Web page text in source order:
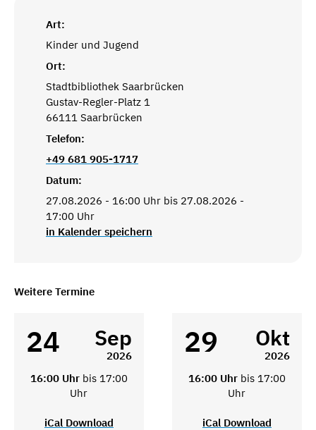
Art:
Kinder und Jugend
Ort:
Stadtbibliothek Saarbrücken
Gustav-Regler-Platz 1
66111 Saarbrücken
Telefon:
+49 681 905-1717
Datum:
27.08.2026 - 16:00 Uhr bis 27.08.2026 -
17:00 Uhr
in Kalender speichern
Weitere Termine
24 Sep
2026
16:00 Uhr bis 17:00
Uhr
iCal Download
29 Okt
2026
16:00 Uhr bis 17:00
Uhr
iCal Download